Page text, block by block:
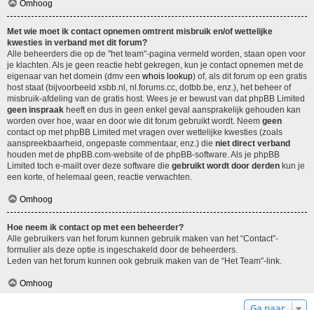
Omhoog
Met wie moet ik contact opnemen omtrent misbruik en/of wettelijke
kwesties in verband met dit forum?
Alle beheerders die op de "het team"-pagina vermeld worden, staan open voor
je klachten. Als je geen reactie hebt gekregen, kun je contact opnemen met de
eigenaar van het domein (dmv een whois lookup) of, als dit forum op een gratis
host staat (bijvoorbeeld xsbb.nl, nl.forums.cc, dotbb.be, enz.), het beheer of
misbruik-afdeling van de gratis host. Wees je er bewust van dat phpBB Limited
geen inspraak heeft en dus in geen enkel geval aansprakelijk gehouden kan
worden over hoe, waar en door wie dit forum gebruikt wordt. Neem geen
contact op met phpBB Limited met vragen over wettelijke kwesties (zoals
aanspreekbaarheid, ongepaste commentaar, enz.) die niet direct verband
houden met de phpBB.com-website of de phpBB-software. Als je phpBB
Limited toch e-mailt over deze software die gebruikt wordt door derden kun je
een korte, of helemaal geen, reactie verwachten.
Omhoog
Hoe neem ik contact op met een beheerder?
Alle gebruikers van het forum kunnen gebruik maken van het “Contact”-
formulier als deze optie is ingeschakeld door de beheerders.
Leden van het forum kunnen ook gebruik maken van de “Het Team”-link.
Omhoog